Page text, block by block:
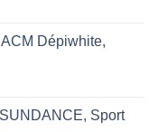
Dépiwhite,
Sport